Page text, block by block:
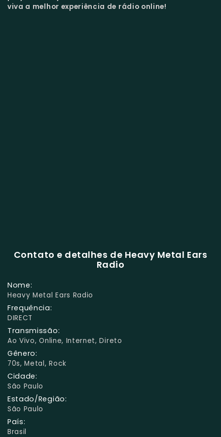
viva a melhor experiência de rádio online!
Contato e detalhes de Heavy Metal Ears
Radio
Nome:
Heavy Metal Ears Radio
Frequência:
DIRECT
Transmissão:
Ao Vivo, Online, Internet, Direto
Gênero:
70s, Metal, Rock
Cidade:
São Paulo
Estado/Região:
São Paulo
País:
Brasil